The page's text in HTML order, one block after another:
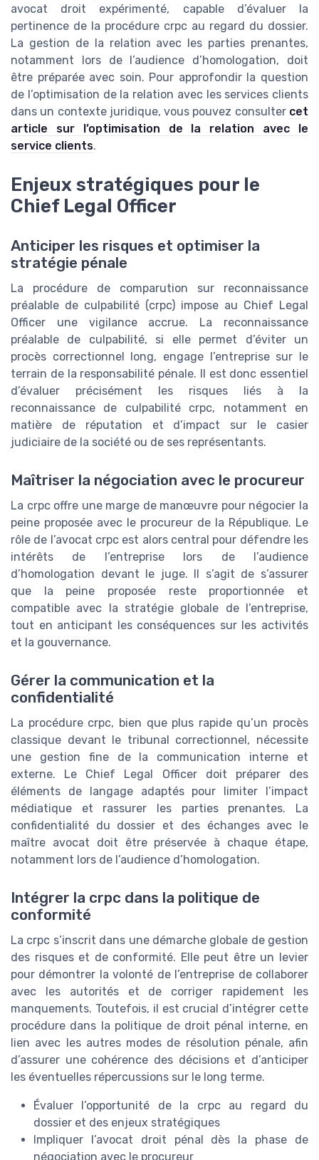
avocat droit expérimenté, capable d’évaluer la
pertinence de la procédure crpc au regard du dossier.
La gestion de la relation avec les parties prenantes,
notamment lors de l’audience d’homologation, doit
être préparée avec soin. Pour approfondir la question
de l’optimisation de la relation avec les services clients
dans un contexte juridique, vous pouvez consulter cet
article sur l’optimisation de la relation avec le
service clients.
Enjeux stratégiques pour le
Chief Legal Officer
Anticiper les risques et optimiser la
stratégie pénale
La procédure de comparution sur reconnaissance
préalable de culpabilité (crpc) impose au Chief Legal
Officer une vigilance accrue. La reconnaissance
préalable de culpabilité, si elle permet d’éviter un
procès correctionnel long, engage l’entreprise sur le
terrain de la responsabilité pénale. Il est donc essentiel
d’évaluer précisément les risques liés à la
reconnaissance de culpabilité crpc, notamment en
matière de réputation et d’impact sur le casier
judiciaire de la société ou de ses représentants.
Maîtriser la négociation avec le procureur
La crpc offre une marge de manœuvre pour négocier la
peine proposée avec le procureur de la République. Le
rôle de l’avocat crpc est alors central pour défendre les
intérêts de l’entreprise lors de l’audience
d’homologation devant le juge. Il s’agit de s’assurer
que la peine proposée reste proportionnée et
compatible avec la stratégie globale de l’entreprise,
tout en anticipant les conséquences sur les activités
et la gouvernance.
Gérer la communication et la
confidentialité
La procédure crpc, bien que plus rapide qu’un procès
classique devant le tribunal correctionnel, nécessite
une gestion fine de la communication interne et
externe. Le Chief Legal Officer doit préparer des
éléments de langage adaptés pour limiter l’impact
médiatique et rassurer les parties prenantes. La
confidentialité du dossier et des échanges avec le
maître avocat doit être préservée à chaque étape,
notamment lors de l’audience d’homologation.
Intégrer la crpc dans la politique de
conformité
La crpc s’inscrit dans une démarche globale de gestion
des risques et de conformité. Elle peut être un levier
pour démontrer la volonté de l’entreprise de collaborer
avec les autorités et de corriger rapidement les
manquements. Toutefois, il est crucial d’intégrer cette
procédure dans la politique de droit pénal interne, en
lien avec les autres modes de résolution pénale, afin
d’assurer une cohérence des décisions et d’anticiper
les éventuelles répercussions sur le long terme.
Évaluer l’opportunité de la crpc au regard du
dossier et des enjeux stratégiques
Impliquer l’avocat droit pénal dès la phase de
négociation avec le procureur